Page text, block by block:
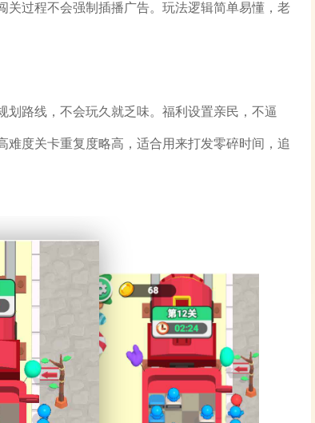
关过程不会强制插播广告。玩法逻辑简单易懂，老
路线，不会玩久就乏味。福利设置亲民，不逼
度关卡重复度略高，适合用来打发零碎时间，追